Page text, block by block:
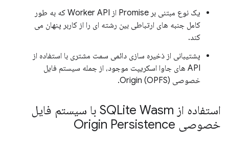
یک نوع مبتنی بر Promise از Worker API که به طور
کامل جنبه های ارتباطی بین رشته ای را از کاربر پنهان می
کند.
پشتیبانی از ذخیره سازی دائمی سمت مشتری با استفاده از
API های جاوا اسکریپت موجود، از جمله سیستم فایل
خصوصی Origin (OPFS).
استفاده از SQLite Wasm با سیستم فایل
خصوصی Origin Persistence